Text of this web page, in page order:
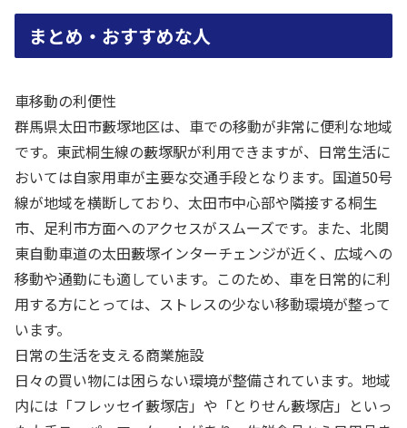
まとめ・おすすめな人
車移動の利便性
群馬県太田市藪塚地区は、車での移動が非常に便利な地域
です。東武桐生線の藪塚駅が利用できますが、日常生活に
おいては自家用車が主要な交通手段となります。国道50号
線が地域を横断しており、太田市中心部や隣接する桐生
市、足利市方面へのアクセスがスムーズです。また、北関
東自動車道の太田藪塚インターチェンジが近く、広域への
移動や通勤にも適しています。このため、車を日常的に利
用する方にとっては、ストレスの少ない移動環境が整って
います。
日常の生活を支える商業施設
日々の買い物には困らない環境が整備されています。地域
内には「フレッセイ藪塚店」や「とりせん藪塚店」といっ